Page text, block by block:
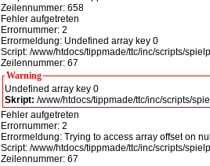
Zeilennummer: 658
Fehler aufgetreten
Errornummer: 2
Errormeldung: Undefined array key 0
Script: /www/htdocs/tippmade/ttc/inc/scripts/
Zeilennummer: 67
Warning
Undefined array key 0
Skript: /www/htdocs/tippmade/ttc/inc/scripts/
Fehler aufgetreten
Errornummer: 2
Errormeldung: Trying to access array offset on
Script: /www/htdocs/tippmade/ttc/inc/scripts/
Zeilennummer: 67